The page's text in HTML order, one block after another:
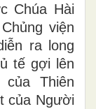
Chúa Hài
viện
ra long
tế gợi lên
Thiên
của Người